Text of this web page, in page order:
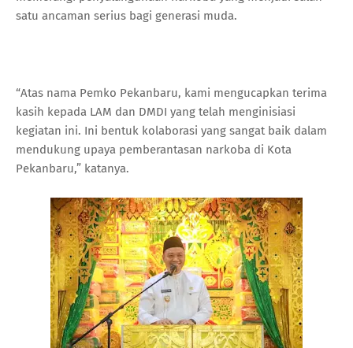
satu ancaman serius bagi generasi muda.
“Atas nama Pemko Pekanbaru, kami mengucapkan terima
kasih kepada LAM dan DMDI yang telah menginisiasi
kegiatan ini. Ini bentuk kolaborasi yang sangat baik dalam
mendukung upaya pemberantasan narkoba di Kota
Pekanbaru,” katanya.